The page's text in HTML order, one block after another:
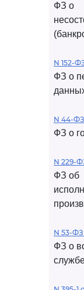
ФЗ о
N 152-
ФЗ о
N 44-ФЗ
ФЗ о
N 229-
ФЗ об
N 53-ФЗ
ФЗ о